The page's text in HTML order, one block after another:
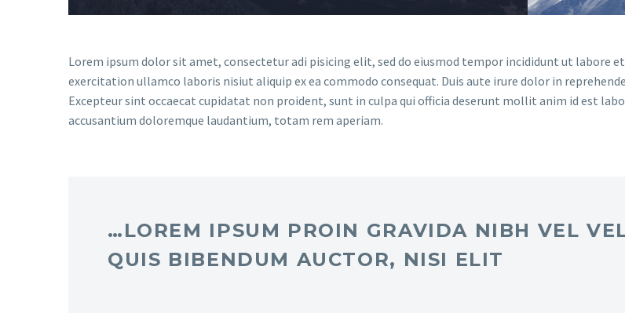
Lorem ipsum dolor sit amet, consectetur adi pisicing elit, sed do eiusmod tempor incididunt ut labore
exercitation ullamco laboris nisiut aliquip ex ea commodo consequat. Duis aute irure dolor in
Excepteur sint occaecat cupidatat non proident, sunt in culpa qui officia deserunt mollit anim id est
accusantium doloremque laudantium, totam rem aperiam.
…LOREM IPSUM PROIN GRAVIDA NIBH VEL
QUIS BIBENDUM AUCTOR, NISI ELIT